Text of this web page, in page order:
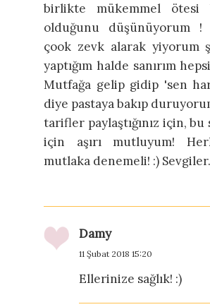
birlikte mükemmel ötesi
olduğunu düşünüyorum !
çook zevk alarak yiyorum
yaptığım halde sanırım
Mutfağa gelip gidip 'sen
diye pastaya bakıp
tarifler paylaştığınız için, bu
için aşırı mutluyum!
mutlaka denemeli! :) Sevgiler.
Damy
11 Şubat 2018 15:20
Ellerinize sağlık! :)